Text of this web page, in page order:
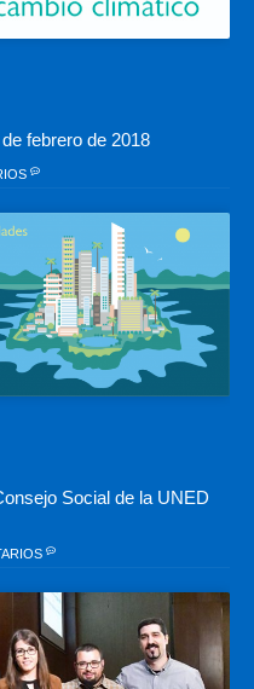
febrero de 2018
Social de la UNED